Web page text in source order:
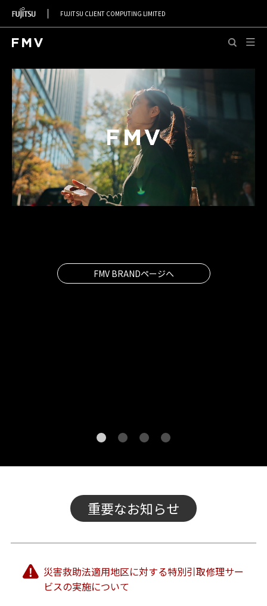
FUJITSU CLIENT COMPUTING LIMITED
FMV BRANDページへ
重要なお知らせ
災害救助法適用地区に対する特別引取修理サー
ビスの実施について